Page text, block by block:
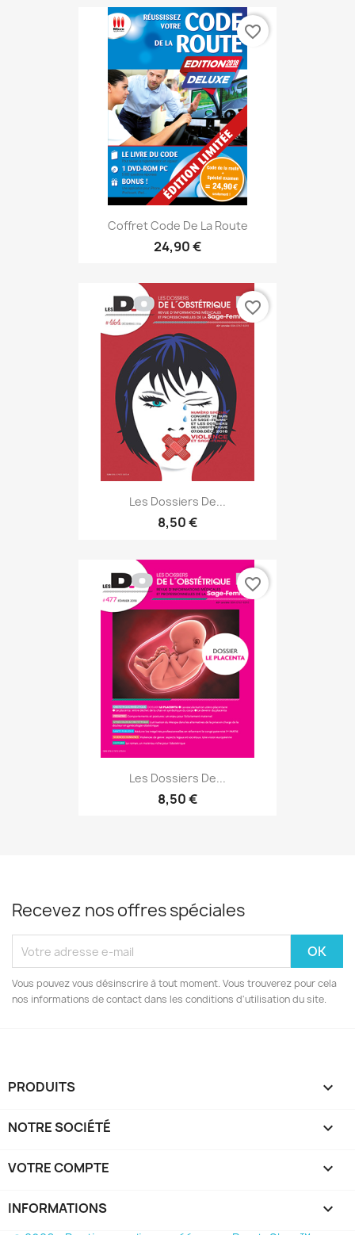
Coffret Code De La Route
24,90 €
favorite_border
Les Dossiers De...
8,50 €
favorite_border
Les Dossiers De...
8,50 €
favorite_border
Recevez nos offres spéciales
Vous pouvez vous désinscrire à tout moment. Vous trouverez pour cela
nos informations de contact dans les conditions d'utilisation du site.
PRODUITS 
NOTRE SOCIÉTÉ 
VOTRE COMPTE 
INFORMATIONS keyboard_arrow_down